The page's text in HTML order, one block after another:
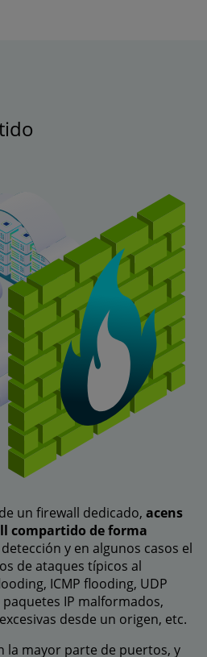
un firewall dedicado, acens
compartido de forma
y en algunos casos el
de ataques típicos al
ICMP flooding, UDP
IP malformados,
desde un origen, etc.
la mayor parte de puertos, y